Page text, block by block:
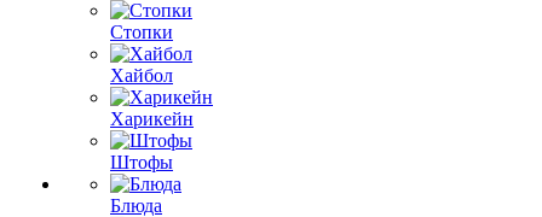
Стопки
Хайбол
Харикейн
Штофы
Блюда